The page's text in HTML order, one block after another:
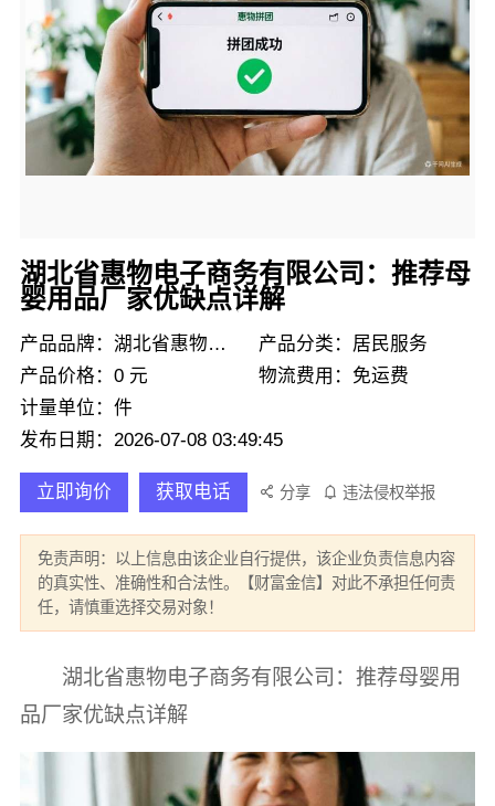
湖北省惠物电子商务有限公司：推荐母
婴用品厂家优缺点详解
产品品牌：湖北省惠物电子商务有限公司
产品分类：居民服务
产品价格：0 元
物流费用：免运费
计量单位：件
发布日期：2026-07-08 03:49:45
立即询价 获取电话 分享 违法侵权举报
免责声明：以上信息由该企业自行提供，该企业负责信息内容
的真实性、准确性和合法性。【财富金信】对此不承担任何责
任，请慎重选择交易对象！
湖北省惠物电子商务有限公司：推荐母婴用
品厂家优缺点详解